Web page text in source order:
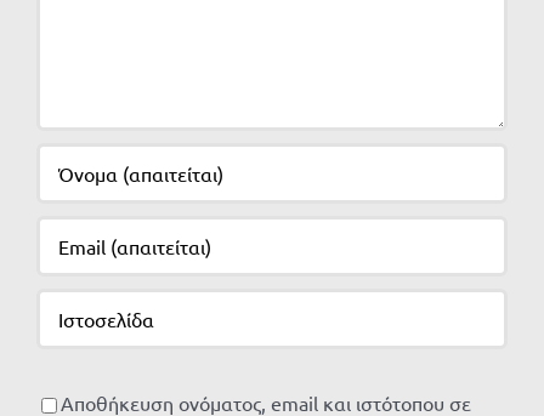
Αποθήκευση ονόματος, email και ιστότοπου σε